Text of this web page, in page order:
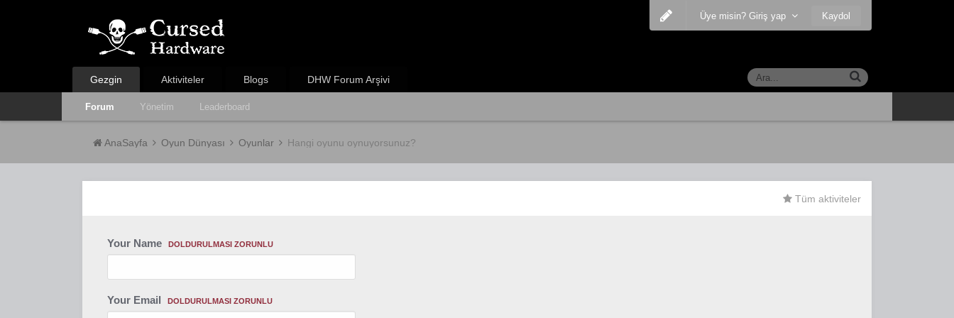
Üye misin? Giriş yap Kaydol
Gezgin
Forum Yönetim Leaderboard
Aktiviteler Blogs DHW Forum Arşivi
AnaSayfa Oyun Dünyası Oyunlar Hangi oyunu oynuyorsunuz?
Tüm aktiviteler
Your Name DOLDURULMASI ZORUNLU
Your Email DOLDURULMASI ZORUNLU